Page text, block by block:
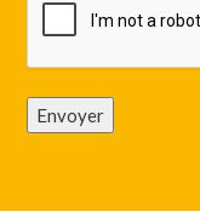
Envoyer